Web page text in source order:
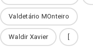
Valdetário MOnteiro
Waldir Xavier